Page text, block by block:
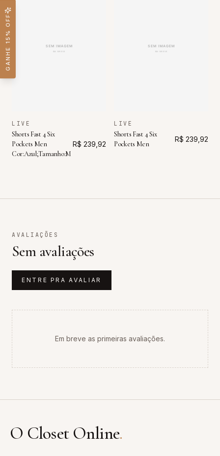
LIVE
Shorts Fast 4 Six
Pockets Men
Cor:Azul;Tamanho:M
R$ 239,92
LIVE
Shorts Fast 4 Six
Pockets Men
R$ 239,92
AVALIAÇÕES
Sem avaliações
ENTRE PRA AVALIAR
Em breve as primeiras avaliações.
O Closet Online.
GANHE 15% OFF